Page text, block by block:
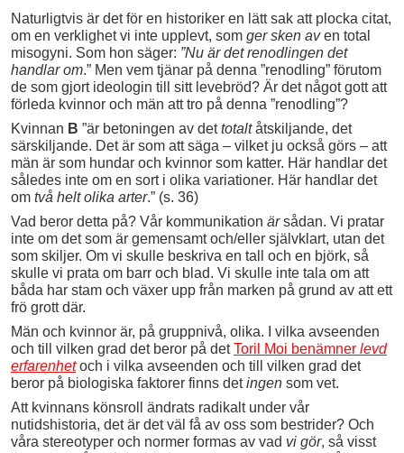
Naturligtvis är det för en historiker en lätt sak att plocka citat,
om en verklighet vi inte upplevt, som ger sken aven total
misogyni. Som hon säger: ”Nu är det renodlingen det
handlar om.” Men vem tjänar på denna ”renodling” förutom
de som gjort ideologin till sitt levebröd? Är det något gott att
förleda kvinnor och män att tro på denna ”renodling”?
Kvinnan B ”är betoningen av dettotaltåtskiljande, det
särskiljande. Det är som att säga – vilket ju också görs – att
män är som hundar och kvinnor som katter. Här handlar det
således inte om en sort i olika variationer. Här handlar det
om två helt olika arter.” (s. 36)
Vad beror detta på? Vår kommunikation ärsådan. Vi pratar
inte om det som är gemensamt och/eller självklart, utan det
som skiljer. Om vi skulle beskriva en tall och en björk, så
skulle vi prata om barr och blad. Vi skulle inte tala om att
båda har stam och växer upp från marken på grund av att ett
frö grott där.
Män och kvinnor är, på gruppnivå, olika. I vilka avseenden
och till vilken grad det beror på detToril Moi benämner levd
erfarenhetoch i vilka avseenden och till vilken grad det
beror på biologiska faktorer finns detingen som vet.
Att kvinnans könsroll ändrats radikalt under vår
nutidshistoria, det är det väl få av oss som bestrider? Och
våra stereotyper och normer formas av vad vi gör, så visst